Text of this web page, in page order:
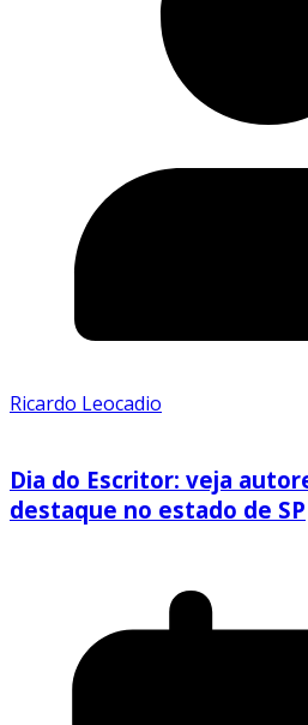
Ricardo Leocadio
Dia do Escritor: veja
destaque no estado de SP